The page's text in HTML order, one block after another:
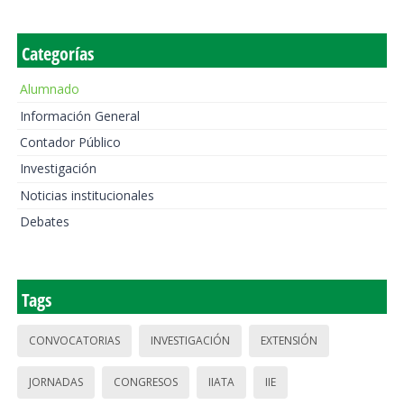
Categorías
Alumnado
Información General
Contador Público
Investigación
Noticias institucionales
Debates
Tags
CONVOCATORIAS INVESTIGACIÓN EXTENSIÓN
JORNADAS CONGRESOS IIATA IIE